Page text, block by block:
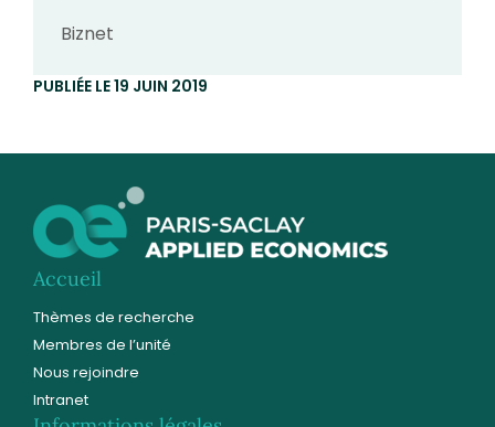
Biznet
PUBLIÉE LE 19 JUIN 2019
Accueil
Thèmes de recherche
Membres de l’unité
Nous rejoindre
Intranet